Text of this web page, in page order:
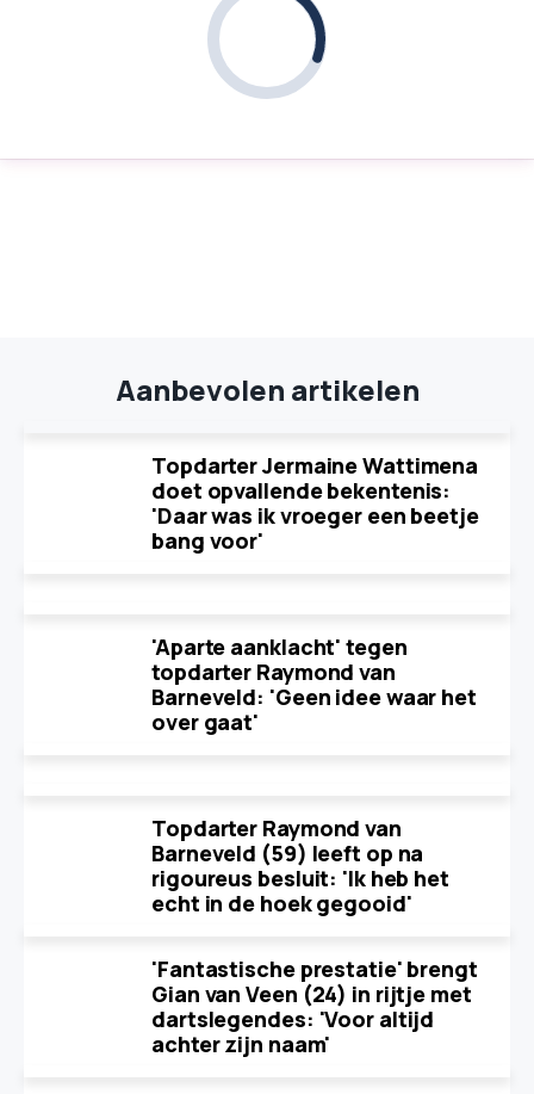
Aanbevolen artikelen
Topdarter Jermaine Wattimena
doet opvallende bekentenis:
'Daar was ik vroeger een beetje
bang voor'
'Aparte aanklacht' tegen
topdarter Raymond van
Barneveld: 'Geen idee waar het
over gaat'
Topdarter Raymond van
Barneveld (59) leeft op na
rigoureus besluit: 'Ik heb het
echt in de hoek gegooid'
'Fantastische prestatie' brengt
Gian van Veen (24) in rijtje met
dartslegendes: 'Voor altijd
achter zijn naam'